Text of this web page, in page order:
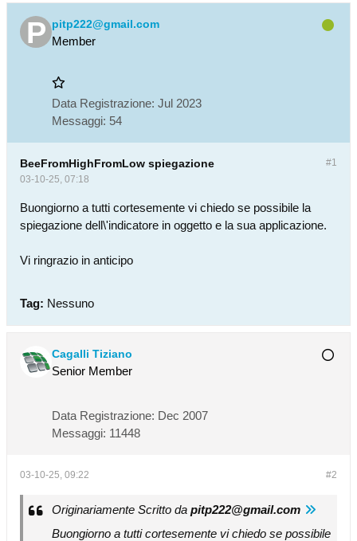
pitp222@gmail.com
Member
Data Registrazione: Jul 2023
Messaggi: 54
#1
BeeFromHighFromLow spiegazione
03-10-25, 07:18
Buongiorno a tutti cortesemente vi chiedo se possibile la
spiegazione dell\'indicatore in oggetto e la sua applicazione.
Vi ringrazio in anticipo
Tag: Nessuno
Cagalli Tiziano
Senior Member
Data Registrazione: Dec 2007
Messaggi: 11448
#2
03-10-25, 09:22
Originariamente Scritto da pitp222@gmail.com
Buongiorno a tutti cortesemente vi chiedo se possibile